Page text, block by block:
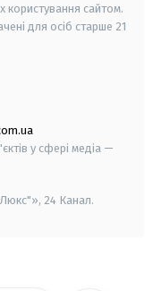
користування сайтом.
для осіб старше 21
у сфері медіа —
24 Канал.